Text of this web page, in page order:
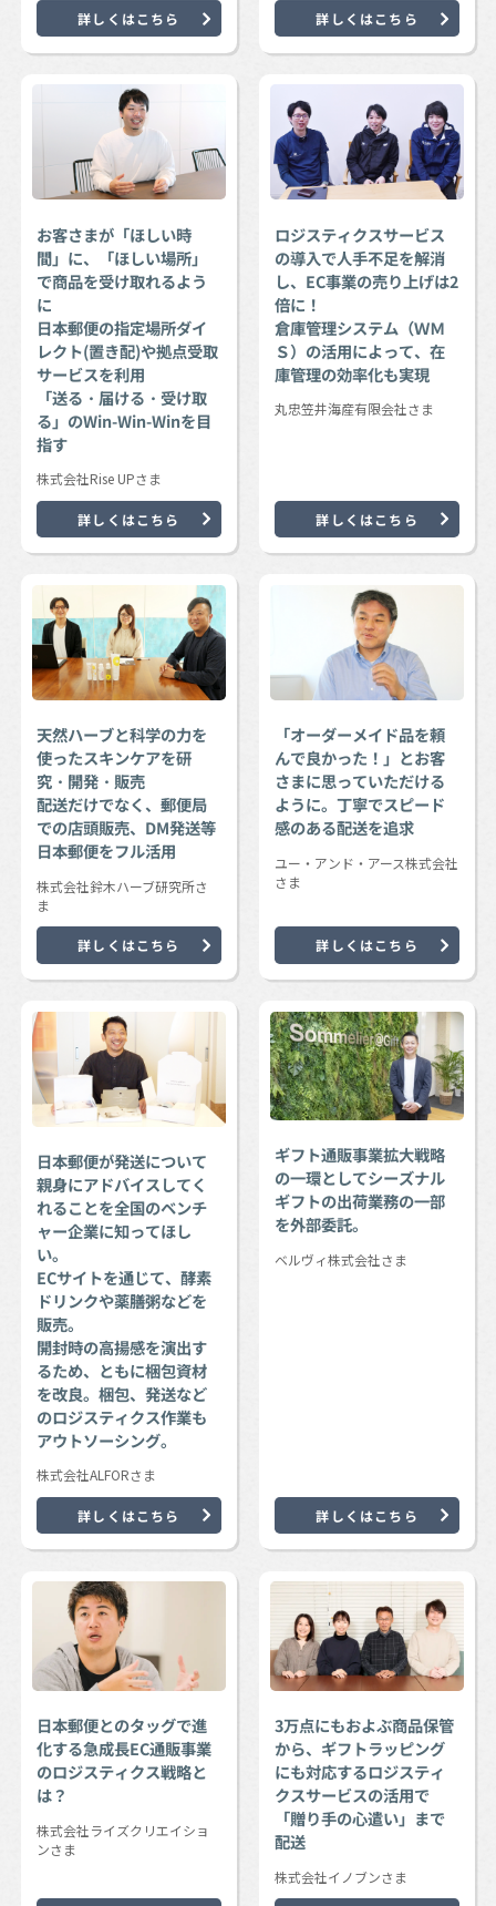
詳しくはこちら 詳しくはこちら
お客さまが「ほしい時
間」に、「ほしい場所」
で商品を受け取れるよう
に
日本郵便の指定場所ダイ
レクト(置き配)や拠点受取
サービスを利用
「送る・届ける・受け取
る」のWin-Win-Winを目
指す
株式会社Rise UPさま
詳しくはこちら
ロジスティクスサービス
の導入で人手不足を解消
し、EC事業の売り上げは2
倍に！
倉庫管理システム（ＷＭ
Ｓ）の活用によって、在
庫管理の効率化も実現
丸忠笠井海産有限会社さま
詳しくはこちら
天然ハーブと科学の力を
使ったスキンケアを研
究・開発・販売
配送だけでなく、郵便局
での店頭販売、DM発送等
日本郵便をフル活用
株式会社鈴木ハーブ研究所さ
ま
詳しくはこちら
「オーダーメイド品を頼
んで良かった！」とお客
さまに思っていただける
ように。丁寧でスピード
感のある配送を追求
ユー・アンド・アース株式会社
さま
詳しくはこちら
日本郵便が発送について
親身にアドバイスしてく
れることを全国のベンチ
ャー企業に知ってほし
い。
ECサイトを通じて、酵素
ドリンクや薬膳粥などを
販売。
開封時の高揚感を演出す
るため、ともに梱包資材
を改良。梱包、発送など
のロジスティクス作業も
アウトソーシング。
株式会社ALFORさま
詳しくはこちら
ギフト通販事業拡大戦略
の一環としてシーズナル
ギフトの出荷業務の一部
を外部委託。
ベルヴィ株式会社さま
詳しくはこちら
日本郵便とのタッグで進
化する急成長EC通販事業
のロジスティクス戦略と
は？
株式会社ライズクリエイショ
ンさま
3万点にもおよぶ商品保管
から、ギフトラッピング
にも対応するロジスティ
クスサービスの活用で
「贈り手の心遣い」まで
配送
株式会社イノブンさま